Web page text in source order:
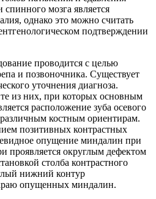
спинного мозга является
однако это можно считать
подтверждении
проводится с целью
и позвоночника. Существует
уточнения диагноза.
из них, при которых основным
расположение зуба осевого
костным ориентирам.
позитивных контрастных
опущение миндалин при
проявляется округлым дефектом
столба контрастного
нижний контур
опущенных миндалин.